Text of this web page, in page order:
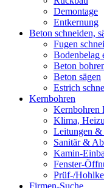
Demontage
Entkernung
Beton schneiden,
Fugen
Bodenbelag
Beton
Beton sägen
Estrich
Kernbohren
Kernbohren
Klima,
Leitungen &
Sanitär &
Kamin-
Fenster-
Prüf-/
Firmen-Suche